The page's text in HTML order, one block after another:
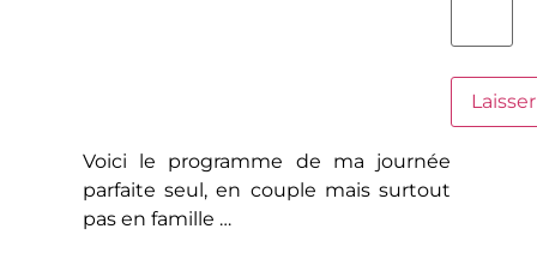
Voici le programme de ma journée
parfaite seul, en couple mais surtout
pas en famille …